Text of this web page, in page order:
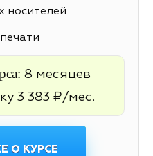
носителей
8 месяцев
3 383 ₽/мес.
О КУРСЕ